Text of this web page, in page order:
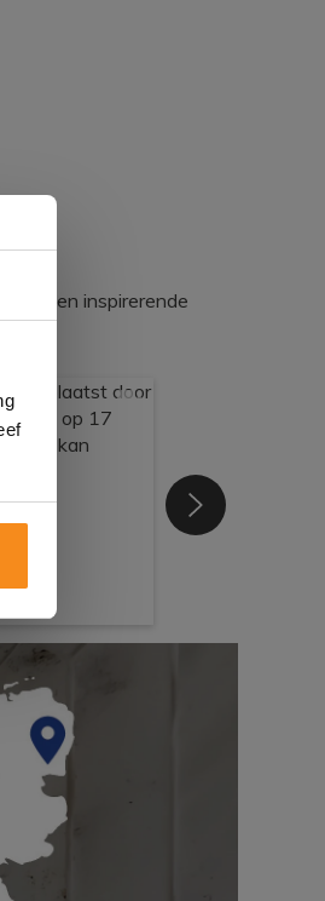
we een inspirerende